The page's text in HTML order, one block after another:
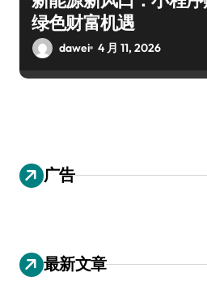
绿色财富机遇
dawei 4 月 11, 2026
广告
最新文章